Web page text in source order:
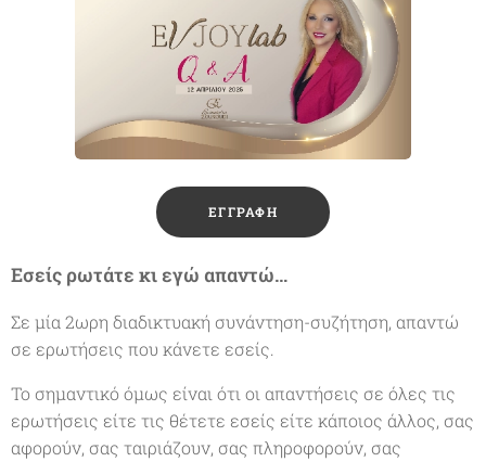
ΕΓΓΡΑΦΗ
Εσείς ρωτάτε κι εγώ απαντώ…
Σε μία 2ωρη διαδικτυακή συνάντηση-συζήτηση, απαντώ
σε ερωτήσεις που κάνετε εσείς.
Το σημαντικό όμως είναι ότι οι απαντήσεις σε όλες τις
ερωτήσεις είτε τις θέτετε εσείς είτε κάποιος άλλος, σας
αφορούν, σας ταιριάζουν, σας πληροφορούν, σας